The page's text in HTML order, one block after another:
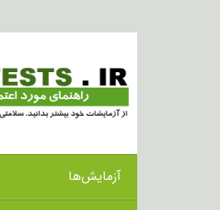
آزمایش‌ها